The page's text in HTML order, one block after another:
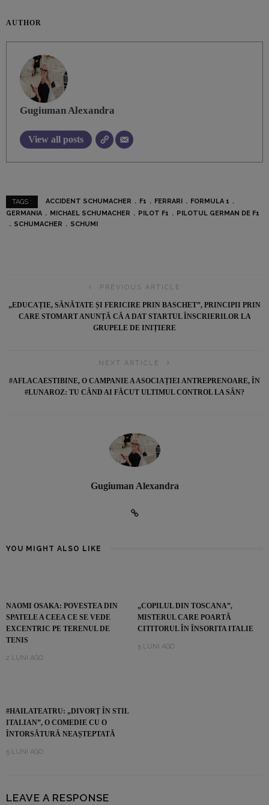
AUTHOR
Gugiuman Alexandra
View all posts
TAGS : ACCIDENT SCHUMACHER F1 FERRARI
FORMULA 1
GERMANIA
MICHAEL SCHUMACHER PILOT F1
PILOTUL GERMAN DE F1
SCHUMACHER
SCHUMI
PREVIOUS ARTICLE
„EDUCAȚIE, SĂNĂTATE ȘI FERICIRE PRIN BASCHET”, PRINCIPII PRIN
CARE STOMART ANUNȚĂ CĂ A DAT STARTUL ÎNSCRIERILOR LA
GRUPELE DE INIȚIERE
NEXT ARTICLE
#AFLACAESTIBINE, O CAMPANIE A ASOCIAȚIEI ANTREPRENOARE, ÎN
#LUNAROZ: TU CÂND AI FĂCUT ULTIMUL CONTROL LA SÂN?
Gugiuman Alexandra
YOU MIGHT ALSO LIKE
NAOMI OSAKA: POVESTEA DIN
SPATELE A CEEA CE SE VEDE
EXCENTRIC PE TERENUL DE
TENIS
2 LUNI AGO
„COPILUL DIN TOSCANA”,
MISTERUL CARE POARTĂ
CITITORUL ÎN ÎNSORITA ITALIE
5 LUNI AGO
#HAILATEATRU: „DIVORȚ ÎN STIL
ITALIAN”, O COMEDIE CU O
ÎNTORSĂTURĂ NEAȘTEPTATĂ
5 LUNI AGO
LEAVE A RESPONSE